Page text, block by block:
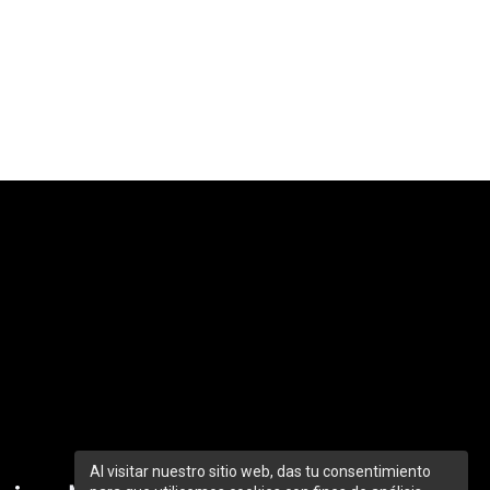
Al visitar nuestro sitio web, das tu consentimiento